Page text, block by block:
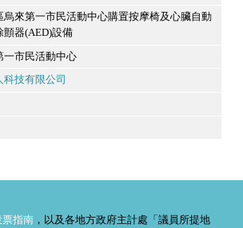
烏來第一市民活動中心購置按摩椅及心臟自動
顫器(AED)設備
一市民活動中心
科技有限公司
票指南 ，以及各地方政府主計處「議員所提地